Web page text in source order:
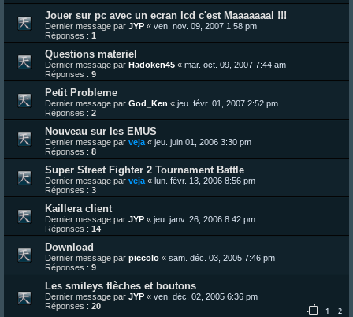
Jouer sur pc avec un ecran lcd c'est Maaaaaaal !!!
Dernier message par JYP « ven. nov. 09, 2007 1:58 pm
Réponses : 1
Questions materiel
Dernier message par Hadoken45 « mar. oct. 09, 2007 7:44 am
Réponses : 9
Petit Probleme
Dernier message par God_Ken « jeu. févr. 01, 2007 2:52 pm
Réponses : 2
Nouveau sur les EMUS
Dernier message par veja « jeu. juin 01, 2006 3:30 pm
Réponses : 8
Super Street Fighter 2 Tournament Battle
Dernier message par veja « lun. févr. 13, 2006 8:56 pm
Réponses : 3
Kaillera client
Dernier message par JYP « jeu. janv. 26, 2006 8:42 pm
Réponses : 14
Download
Dernier message par piccolo « sam. déc. 03, 2005 7:46 pm
Réponses : 9
Les smileys flèches et boutons
Dernier message par JYP « ven. déc. 02, 2005 6:36 pm
Réponses : 20 1 2